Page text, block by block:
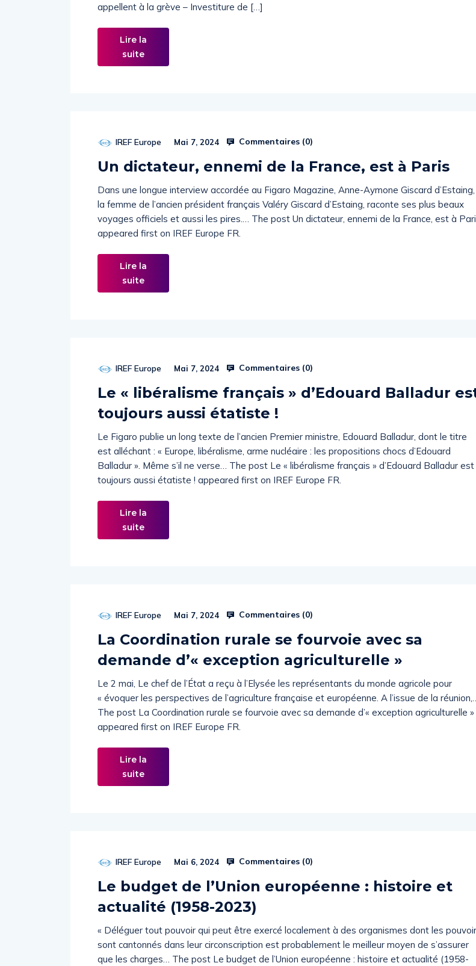
appellent à la grève – Investiture de […]
Lire la
suite
IREF Europe Mai 7, 2024 Commentaires (0)
Un dictateur, ennemi de la France, est à Paris
Dans une longue interview accordée au Figaro Magazine, Anne-Aymone Giscard d’Estaing,
la femme de l’ancien président français Valéry Giscard d’Estaing, raconte ses plus beaux
voyages officiels et aussi les pires.… The post Un dictateur, ennemi de la France, est à
appeared first on IREF Europe FR.
Lire la
suite
IREF Europe Mai 7, 2024 Commentaires (0)
Le « libéralisme français » d’Edouard Balladur
toujours aussi étatiste !
Le Figaro publie un long texte de l’ancien Premier ministre, Edouard Balladur, dont le titre
est alléchant : « Europe, libéralisme, arme nucléaire : les propositions chocs d’Edouard
Balladur ». Même s’il ne verse… The post Le « libéralisme français » d’Edouard Balladur est
toujours aussi étatiste ! appeared first on IREF Europe FR.
Lire la
suite
IREF Europe Mai 7, 2024 Commentaires (0)
La Coordination rurale se fourvoie avec sa
demande d’« exception agriculturelle »
Le 2 mai, Le chef de l’État a reçu à l’Elysée les représentants du monde agricole pour
« évoquer les perspectives de l’agriculture française et européenne. A l’issue de la réunion,…
The post La Coordination rurale se fourvoie avec sa demande d’« exception agriculturelle »
appeared first on IREF Europe FR.
Lire la
suite
IREF Europe Mai 6, 2024 Commentaires (0)
Le budget de l’Union européenne : histoire et
actualité (1958-2023)
« Déléguer tout pouvoir qui peut être exercé localement à des organismes dont les
sont cantonnés dans leur circonscription est probablement le meilleur moyen de s’assurer
que les charges… The post Le budget de l’Union européenne : histoire et actualité (1958-